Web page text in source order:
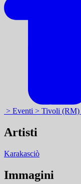
> Eventi > Tivoli (RM)
Artisti
Karakasciò
Immagini